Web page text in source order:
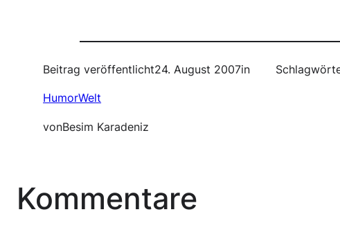
Beitrag veröffentlicht24. August 2007in
HumorWelt
vonBesim Karadeniz
Kommentare